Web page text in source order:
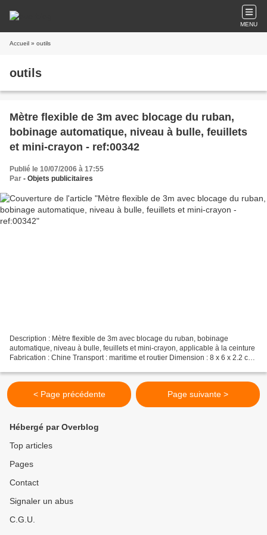
MENU
Accueil » outils
outils
Mètre flexible de 3m avec blocage du ruban,
bobinage automatique, niveau à bulle, feuillets
et mini-crayon - ref:00342
Publié le 10/07/2006 à 17:55
Par - Objets publicitaires
Description : Mètre flexible de 3m avec blocage du ruban, bobinage
automatique, niveau à bulle, feuillets et mini-crayon, applicable à la ceinture
Fabrication : Chine Transport : maritime et routier Dimension : 8 x 6 x 2.2 cm
< Page précédente Page suivante >
Hébergé par Overblog
Top articles
Pages
Contact
Signaler un abus
C.G.U.